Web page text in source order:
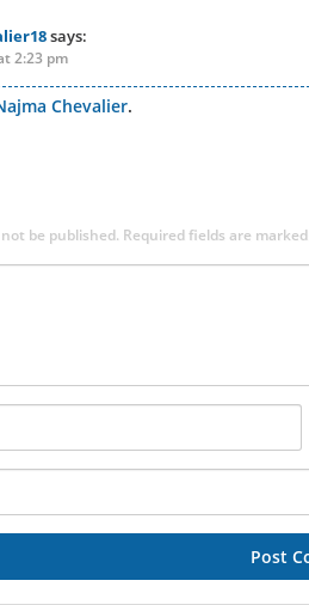
says:
2:23 pm
Chevalier.
be published. Required fields are marked